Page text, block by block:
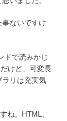
ないですけ
ドで読みかじ
けど、可変長
ラリは充実気
ね。HTML、